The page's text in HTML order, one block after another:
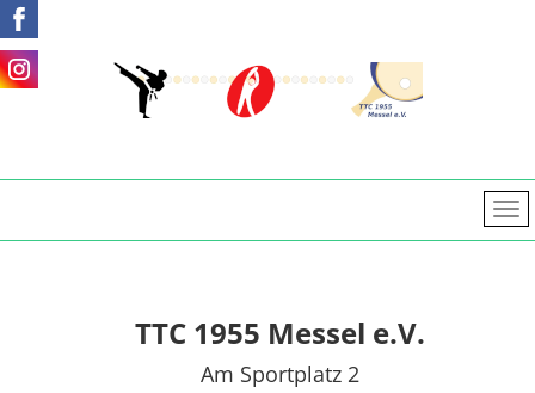
TTC 1955 Messel e.V.
Am Sportplatz 2